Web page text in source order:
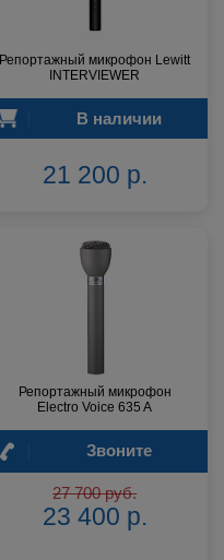
Репортажный микрофон Lewitt
INTERVIEWER
В наличии
21 200 р.
Репортажный микрофон
Electro Voice 635 A
Звоните
27 700 руб.
23 400 р.